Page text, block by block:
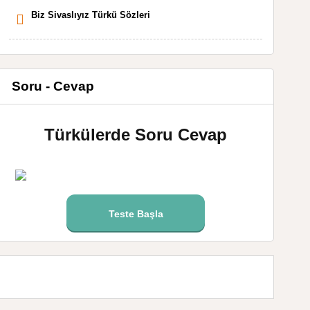
Biz Sivaslıyız Türkü Sözleri
Soru - Cevap
Türkülerde Soru Cevap
Teste Başla